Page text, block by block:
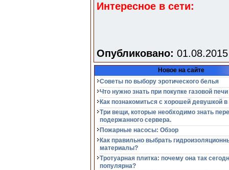
Интересное в сети:
Опубликовано:
Новое на сайте
Советы по выбору эротического белья
Что нужно знать при покупке газовой печи
Как познакомиться с хорошей девушкой в
Три вещи, которые необходимо знать
подержанного сервера.
Пожарные насосы: Обзор
Как правильно выбрать
материалы?
Тротуарная плитка: почему она так
популярна?